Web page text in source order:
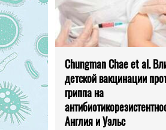
Chungman Chae et al.
детской вакцинации
гриппа на
Англия и Уэльс